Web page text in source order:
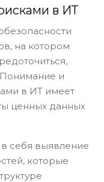
в ИТ
на котором
и
в ИТ имеет
ценных данных
себя выявление
которые